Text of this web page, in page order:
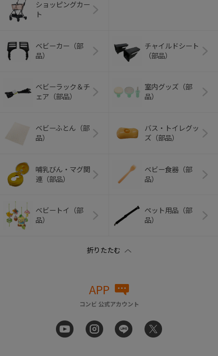
ショッピングカー
ト
ベビーカー（部
品）
チャイルドシート
（部品）
ベビーラック＆チ
ェア（部品）
室内グッズ（部
品）
ベビーふとん（部
品）
バス・トイレグッ
ズ（部品）
哺乳びん・マグ関
連（部品）
ベビー食器（部
品）
ベビートイ（部
品）
ペット用品（部
品）
APP
コンビ 公式アカウント